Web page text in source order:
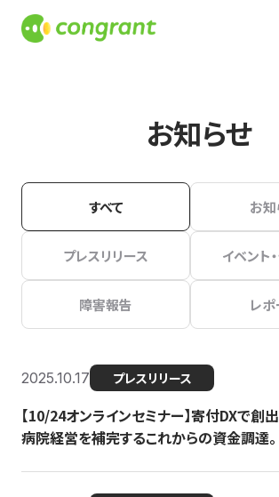
お知らせ
すべて お知
プレスリリース イベント
障害報告 レポ
2025.10.17 プレスリリース
【10/24オンラインセミナー】寄付DXで創
病院経営を補完するこれからの資金調達。